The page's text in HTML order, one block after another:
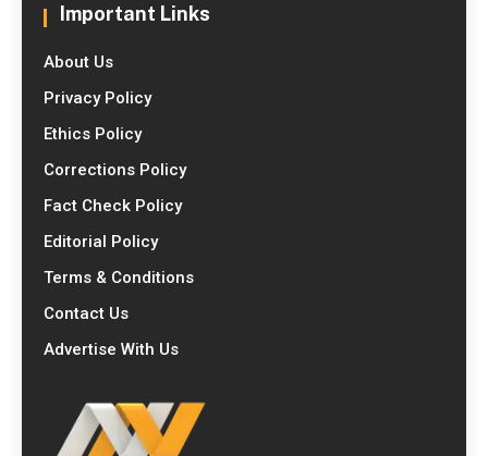
Important Links
About Us
Privacy Policy
Ethics Policy
Corrections Policy
Fact Check Policy
Editorial Policy
Terms & Conditions
Contact Us
Advertise With Us